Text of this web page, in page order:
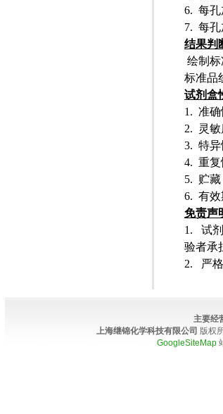
6. 每孔
7. 每孔
结果判
绘制
标准品
试剂盒
1. 准
2.
灵
3. 特异
4. 重
5. 贮藏
6. 有效
免责声
1.
试
验者承
2.
严
主要经
上海继锦化学科技有限公司 版权
GoogleSiteMap